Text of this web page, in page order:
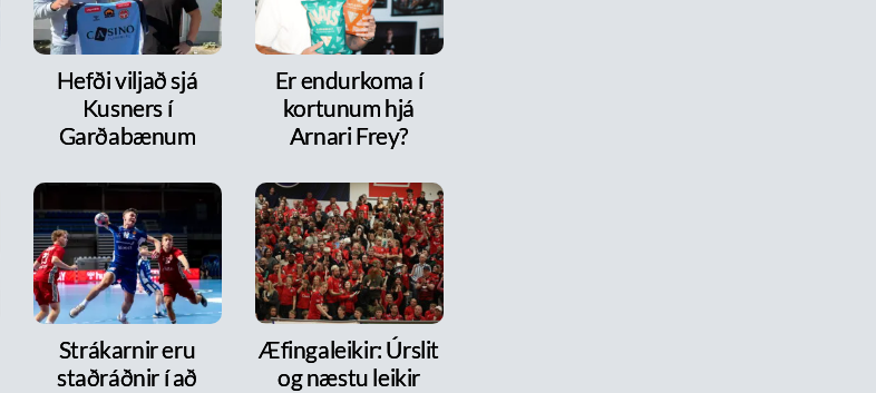
Hefði viljað sjá
Kusners í
Garðabænum
Er endurkoma í
kortunum hjá
Arnari Frey?
Strákarnir eru
staðráðnir í að
Æfingaleikir: Úrslit
og næstu leikir